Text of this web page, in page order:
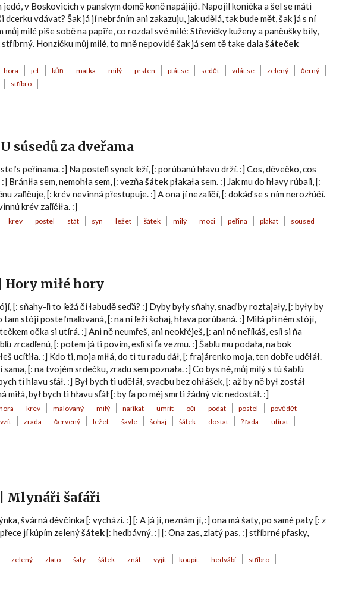
v Boskovicich v panskym domě koně napájijó. Napojil konička a šel se máti
vdávat? Šak já jí nebráním ani zakazuju, jak udělá, tak bude mět, šak já s ní
můj milé piše sobě na papiře, co rozdal své milé: Střevičky kuženy a pančušky bily,
Honzičku můj milé, to mně nepovidé šak já sem tě take dala šáteček
hora jet kůň matka milý prsten ptát se sedět vdát se zelený
černý
stříbro
súsedů za dveřama
s peřinama. :] Na posteľi synek ľeží, [: porúbanú hłavu drží. :] Cos, děvečko, cos
Brániła sem, nemohła sem, [: vezňa šátekpłakała sem. :] Jak mu do hłavy rúbaľi, [:
zaľičuje, [: krév nevinná přestupuje. :] A ona jí nezaľíčí, [: dokáď se s ním nerozłúčí.
krév zaľíčiła. :]
krev postel stát syn ležet šátek milý moci peřina plakat soused
Hory miłé hory
[: sňahy-ľi to ľežá či łabudě seďá? :] Dyby były sňahy, snaď by roztajały, [: były by
tam stójí posteľ maľovaná, [: na ní ľeží šohaj, hłava porúbaná. :] Miłá při něm stójí,
očka si utírá. :] Ani ně neumřeš, ani neokřéješ, [: ani ně neříkáš, esľi si ňa
zrcadľenú, [: potem já ti povím, esľi si ťa vezmu. :] Šabľu mu podała, na bok
ucítiła. :] Kdo ti, moja miłá, do ti tu radu dáł, [: frajárenko moja, ten dobře uděłáł.
sama, [: na tvojém srdečku, zradu sem poznała. :] Co bys ně, můj milý s tú šabľú
ti hlavu sťáł. :] Był bych ti uděłáł, svaďbu bez ohłášek, [: až by ně był zostáł
miłá, był bych ti hłavu sťáł [: by ťa po méj smrti žádný víc nedostáł. :]
krev malovaný milý naříkat umřít oči podat postel
povědět
vzít zrada červený ležet šavle šohaj šátek dostat ? řada
utírat
| Mlynáři šafáři
švárná děvčinka [: vychází. :] [: A já jí, neznám jí, :] ona má šaty, po samé paty [: z
jí kúpím zelenýšátek[: hedbávný. :] [: Ona zas, zlatý pas, :] stříbrné přasky,
zelený zlato šaty šátek znát vyjít koupit hedvábí stříbro